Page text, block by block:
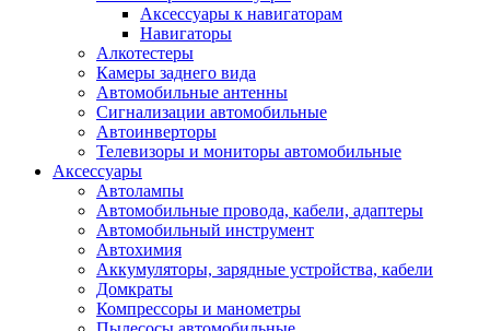
Девелоперы
Дозирущие лезвия
Другие зип
Кабели
Крышки
Лампы
Лотки, кассеты
Моторы/двигатели/редукторы
Платы форматирования
Ракели
Ролики/наборы роликов/насадки
Сервисные наборы
Смазки
Аксессуары к навигаторам
Навигаторы
Алкотестеры
Камеры заднего вида
Автомобильные антенны
Сигнализации автомобильные
Автоинверторы
Телевизоры и мониторы автомобильные
Аксессуары
Автолампы
Автомобильные провода, кабели, адаптеры
Автомобильный инструмент
Автохимия
Аккумуляторы, зарядные устройства, кабели
Домкраты
Компрессоры и манометры